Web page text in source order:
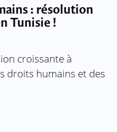
: résolution
Tunisie !
croissante à
droits humains et des